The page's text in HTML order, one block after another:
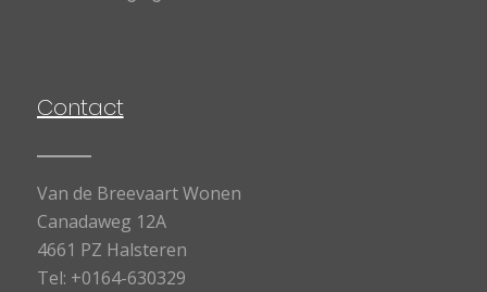
Contact
Van de Breevaart Wonen
Canadaweg 12A
4661 PZ Halsteren
Tel: +0164-630329